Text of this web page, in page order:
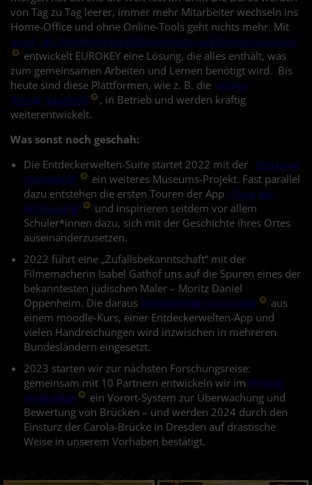
von Tag zu Tag leerer, immer mehr Mitarbeiter wechseln ins
Home-Office und ohne Online-Tools geht nichts mehr. Mit
ec-ol, der Plattform für Kollaboration und Online-Learning
entwickelt EUROKEY eine Lösung, die alles enthält, was
zum gemeinsamen Arbeiten und Lernen benötigt wird. Bis
heute sind diese Plattformen, wie z. B. die Online-
Schule.Saarland
, in Betrieb und werden kräftig
weiterentwickelt.
Was sonst noch geschah:
Die Entdeckerwelten-Suite startet 2022 mit der „Zeitreise
Handwerk“
ein weiteres Museums-Projekt. Fast parallel
dazu entstehen die ersten Touren der App „Orte der
Erinnerung“
und inspirieren seitdem vor allem
Schüler*innen dazu, sich mit der Geschichte ihres Ortes
auseinanderzusetzen.
2022 führt eine „Zufallsbekanntschaft“ mit der
Filmemacherin Isabel Gathof uns auf die Spuren eines der
bekanntesten jüdischen Maler – Moritz Daniel
Oppenheim. Die daraus entstehende Lern-Suite
aus
einem moodle-Kurs, einer Entdeckerwelten-App und
vielen Handreichungen wird inzwischen in mehreren
Bundesländern eingesetzt.
2023 starten wir zur nächsten Forschungsreise:
gemeinsam mit 10 Partnern entwickeln wir im Projekt
ImaB-Edge
ein Vorort-System zur Überwachung und
Bewertung von Brücken – und werden 2024 durch den
Einsturz der Carola-Brücke in Dresden auf drastische
Weise in unserem Vorhaben bestätigt.